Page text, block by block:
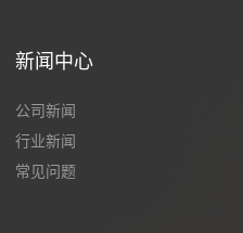
新闻中心
公司新闻
行业新闻
常见问题